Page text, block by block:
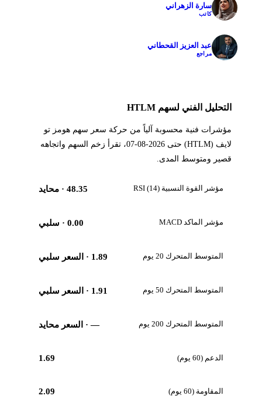
سارة الزهراني
كاتب
عبد العزيز القحطاني
مراجع
التحليل الفني لسهم HTLM
مؤشرات فنية محسوبة آلياً من حركة سعر سهم هومز تو
لايف (HTLM) حتى 2026-08-07، تقرأ زخم السهم واتجاهه
قصير ومتوسط المدى.
مؤشر القوة النسبية RSI (14) 48.35· محايد
مؤشر الماكد MACD 0.00· سلبي
المتوسط المتحرك 20 يوم 1.89· السعر سلبي
المتوسط المتحرك 50 يوم 1.91· السعر سلبي
المتوسط المتحرك 200 يوم —· السعر محايد
الدعم (60 يوم) 1.69
المقاومة (60 يوم) 2.09